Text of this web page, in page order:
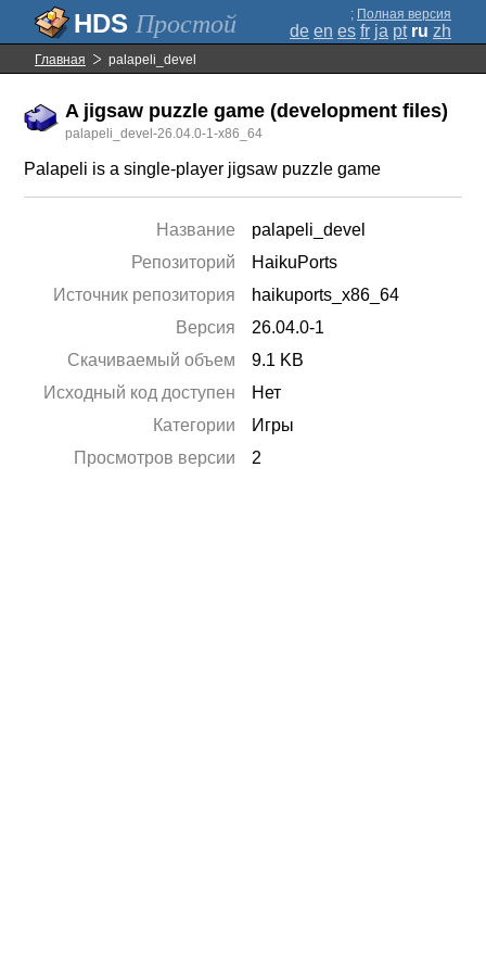
Простой ; Полная версия
de en es fr ja pt ru zh
Главная palapeli_devel
A jigsaw puzzle game (development files)
palapeli_devel-26.04.0-1-x86_64
Palapeli is a single-player jigsaw puzzle game
Название
palapeli_devel
Репозиторий
HaikuPorts
Источник репозитория
haikuports_x86_64
Версия
26.04.0-1
Скачиваемый объем
9.1 KB
Исходный код доступен
Нет
Категории
Игры
Просмотров версии
2